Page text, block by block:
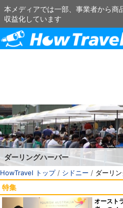
本メディアでは一部、事業者から商
収益化しています
ダーリングハーバー
HowTravel トップ/ シドニー / ダーリ
特集
オースト